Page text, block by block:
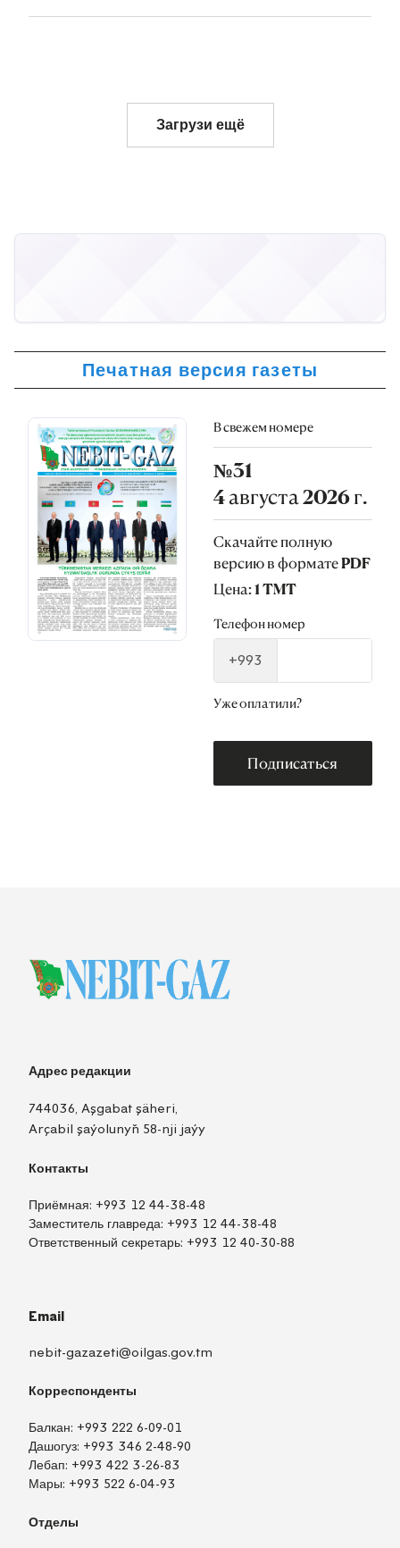
Загрузи ещё
Печатная версия газеты
В свежем номере
№31
4 августа 2026 г.
Скачайте полную
версию в формате PDF
Цена: 1 TMT
Телефон номер
+993
Уже оплатили?
Подписаться
Адрес редакции
744036, Aşgabat şäheri,
Arçabil şaýolunyň 58-nji jaýy
Контакты
Приёмная: +993 12 44-38-48
Заместитель главреда: +993 12 44-38-48
Ответственный секретарь: +993 12 40-30-88
Email
nebit-gazazeti@oilgas.gov.tm
Корреспонденты
Балкан: +993 222 6-09-01
Дашогуз: +993 346 2-48-90
Лебап: +993 422 3-26-83
Мары: +993 522 6-04-93
Отделы